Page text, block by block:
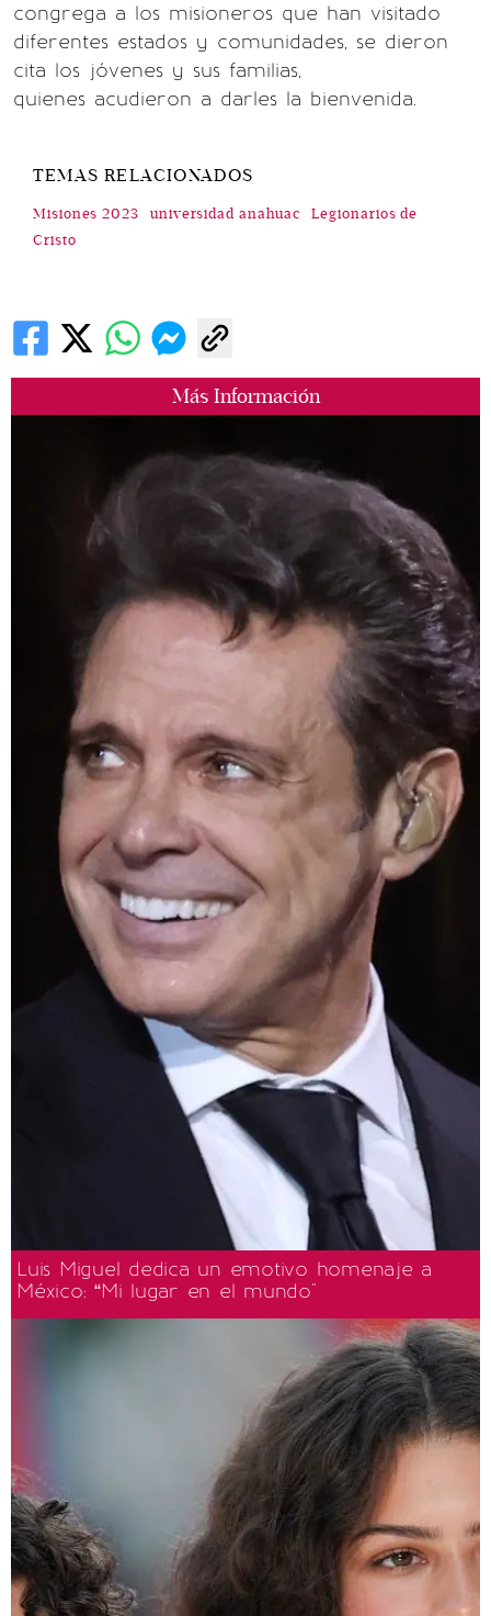
Más Información
Luis Miguel dedica un emotivo homenaje a
México: “Mi lugar en el mundo"
congrega a los misioneros que han visitado
diferentes estados y comunidades, se dieron
cita los jóvenes y sus familias,
quienes acudieron a darles la bienvenida.
TEMAS RELACIONADOS
Misiones 2023 universidad anahuac
Legionarios de
Cristo